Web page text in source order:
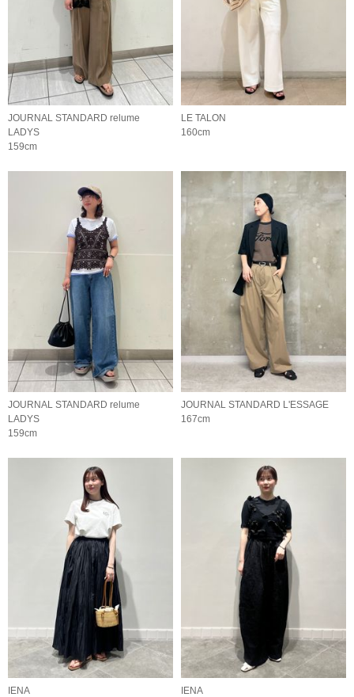
JOURNAL STANDARD relume
LADYS
159cm
LE TALON
160cm
JOURNAL STANDARD relume
LADYS
159cm
JOURNAL STANDARD L'ESSAGE
167cm
IENA
IENA